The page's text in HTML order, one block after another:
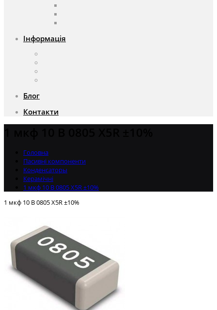
Інформація
Блог
Контакти
Головна
Пасивні компоненти
Конденсаторы
Керамічні
1 мкф 10 В 0805 X5R ±10%
1 мкф 10 В 0805 X5R ±10%